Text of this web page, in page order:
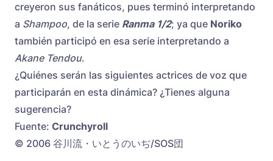
creyeron sus fanáticos, pues terminó interpretando
a Shampoo, de la serie Ranma 1/2; ya que Noriko
también participó en esa serie interpretando a
Akane Tendou.
¿Quiénes serán las siguientes actrices de voz que
participarán en esta dinámica? ¿Tienes alguna
sugerencia?
Fuente: Crunchyroll
© 2006 谷川流・いとうのいぢ/SOS団